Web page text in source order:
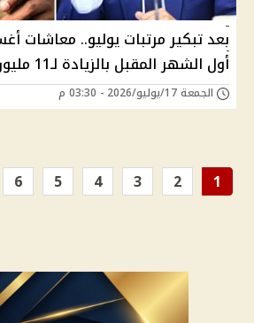
أول الشهر المقبل بالزيادة لـ11 مليون مواطن
الجمعة 17/يوليو/2026 - 03:30 م
1
2
3
4
5
6